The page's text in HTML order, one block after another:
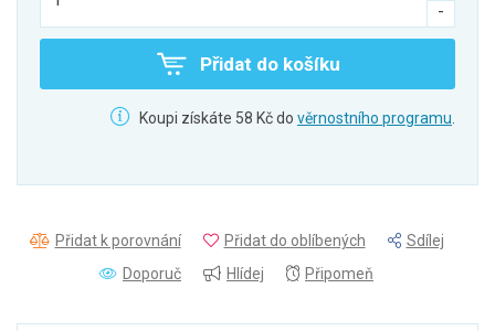
Přidat do košíku
Koupi získáte 58 Kč do věrnostního programu.
Přidat k porovnání Přidat do oblíbených
Sdílej
Doporuč
Hlídej Připomeň